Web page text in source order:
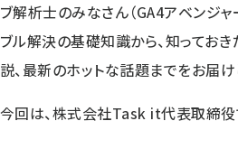
ブ解析士のみなさん（GA4アベンジャ
ブル解決の基礎知識から、知ってお
説、最新のホットな話題までをお届け
今回は、株式会社Task it代表取締役